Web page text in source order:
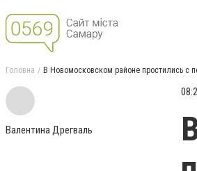
Головна В Новомосковском районе простились с
Валентина Дрегваль